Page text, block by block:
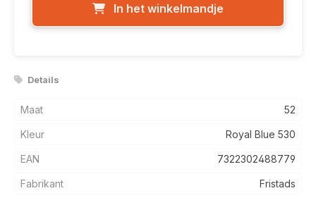
In het winkelmandje
Details
Maat 52
Kleur Royal Blue 530
EAN 7322302488779
Fabrikant Fristads